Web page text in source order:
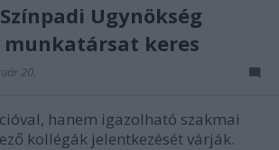
Ügynökség
munkatársat keres
20.
hanem igazolható szakmai
kollégák jelentkezését várják.